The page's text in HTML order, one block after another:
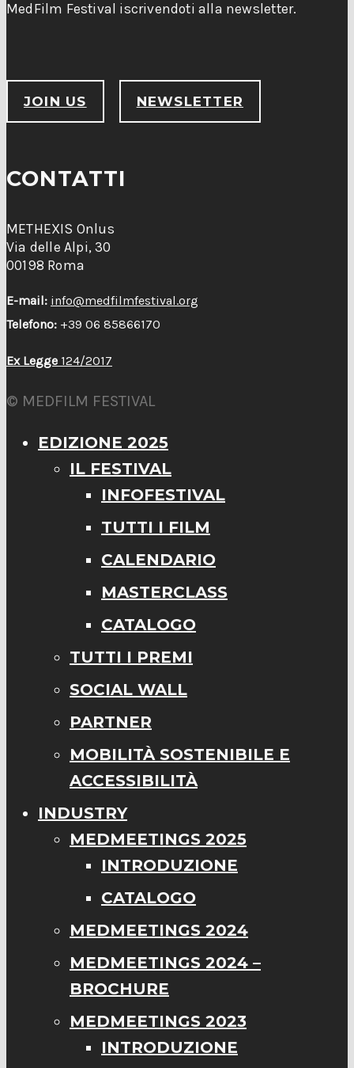
MedFilm Festival iscrivendoti alla newsletter.
JOIN US NEWSLETTER
CONTATTI
METHEXIS Onlus
Via delle Alpi, 30
00198 Roma
E-mail: info@medfilmfestival.org
Telefono: +39 06 85866170
Ex Legge 124/2017
© MEDFILM FESTIVAL
EDIZIONE 2025
IL FESTIVAL
INFOFESTIVAL
TUTTI I FILM
CALENDARIO
MASTERCLASS
CATALOGO
TUTTI I PREMI
SOCIAL WALL
PARTNER
MOBILITÀ SOSTENIBILE E
ACCESSIBILITÀ
INDUSTRY
MEDMEETINGS 2025
INTRODUZIONE
CATALOGO
MEDMEETINGS 2024
MEDMEETINGS 2024 –
BROCHURE
MEDMEETINGS 2023
INTRODUZIONE